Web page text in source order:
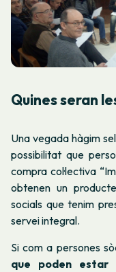
Quines seran
Una vegada hàgim
possibilitat que
compra col·lectiva “
obtenen un
socials que tenim
servei integral.
Si com a persones
que poden estar